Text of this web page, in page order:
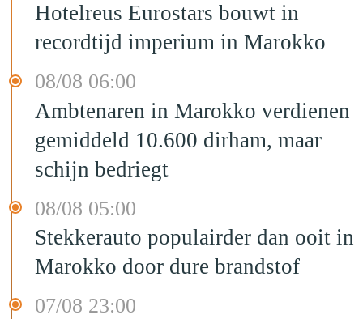
Hotelreus Eurostars bouwt in
recordtijd imperium in Marokko
08/08 06:00
Ambtenaren in Marokko verdienen
gemiddeld 10.600 dirham, maar
schijn bedriegt
08/08 05:00
Stekkerauto populairder dan ooit in
Marokko door dure brandstof
07/08 23:00